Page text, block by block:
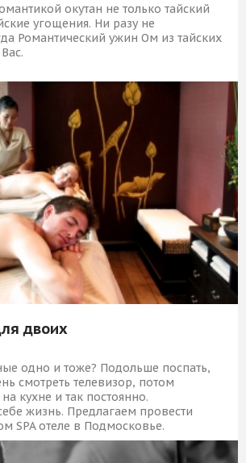
окутан не только тайский
угощения. Ни разу не
Романтический ужин Ом из тайских
двоих
одно и тоже? Подольше поспать,
смотреть телевизор, потом
кухне и так постоянно.
жизнь. Предлагаем провести
SPA отеле в Подмосковье.